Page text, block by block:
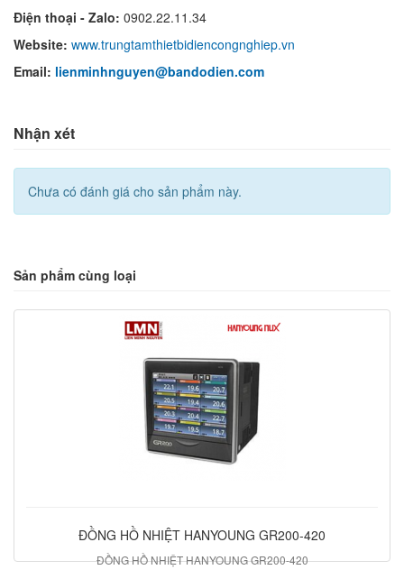
Điện thoại - Zalo: 0902.22.11.34
Website: www.trungtamthietbidiencongnghiep.vn
Email: lienminhnguyen@bandodien.com
Nhận xét
Chưa có đánh giá cho sản phẩm này.
Sản phẩm cùng loại
ĐỒNG HỒ NHIỆT HANYOUNG GR200-420
ĐỒNG HỒ NHIỆT HANYOUNG GR200-420